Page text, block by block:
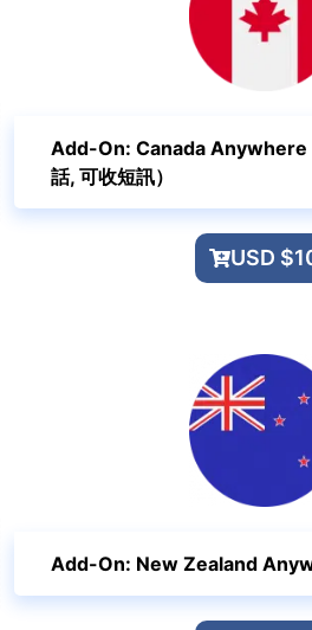
Add-On: Canada Anywhere
話, 可收短訊）
USD
Add-On: New Zealand